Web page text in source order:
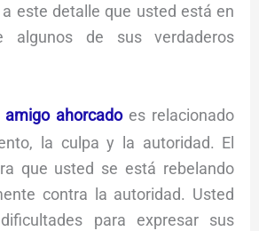
este detalle que usted está en
algunos de sus verdaderos
ahorcadoes relacionado
la culpa y la autoridad. El
que usted se está rebelando
contra la autoridad. Usted
para expresar sus